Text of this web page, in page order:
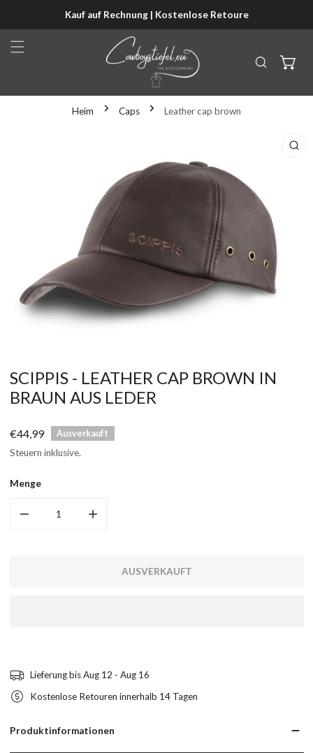
SPRINGENKauf auf Rechnung | Kostenlose Retoure
Heim Caps Leather cap brown
ÖFFNEN SIE MEDIEN IN DER GALERIEANSICHT
SCIPPIS - LEATHER CAP BROWN IN
BRAUN AUS LEDER
Regulärer
Preis
€44,99 Ausverkauft
Steuern inklusive.
Menge
AUSVERKAUFT
Lieferung bisAug 12 - Aug 16
Kostenlose Retouren innerhalb 14 Tagen
Produktinformationen